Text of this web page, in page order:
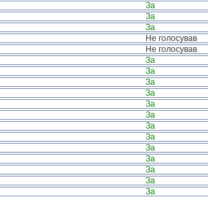
За
За
За
Не голосував
Не голосував
За
За
За
За
За
За
За
За
За
За
За
За
За